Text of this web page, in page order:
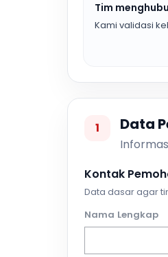
Tim
Kami validasi
1 Data
Kontak
Data dasar agar
Nama Lengkap